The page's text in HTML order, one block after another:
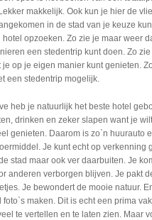
makkelijk. Ook kun je hier de
in de stad van je keuze
opzoeken. Zo zie je maar weer
een stedentrip kunt doen. Zo zie
je op je eigen manier kunt genieten.
een stedentrip mogelijk.
heb je natuurlijk het beste hotel
drinken en zeker slapen want je wilt
genieten. Daarom is zo`n huurauto
Je kunt echt op verkenning
stad maar ook ver daarbuiten. Je
anderen verborgen blijven. Je pakt
Je bewondert de mooie natuur.
foto`s maken. Dit is echt een prima
te vertellen en te laten zien. Maar